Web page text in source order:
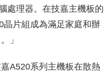
處理器。在技嘉主機板的
晶片組成為滿足家庭和辦
」
A520系列主機板在散熱